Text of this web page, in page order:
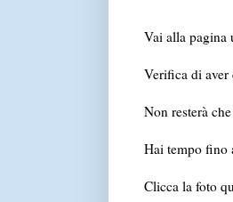
Vai alla pagina
Verifica di aver
Non resterà
Hai tempo fino
Clicca la foto